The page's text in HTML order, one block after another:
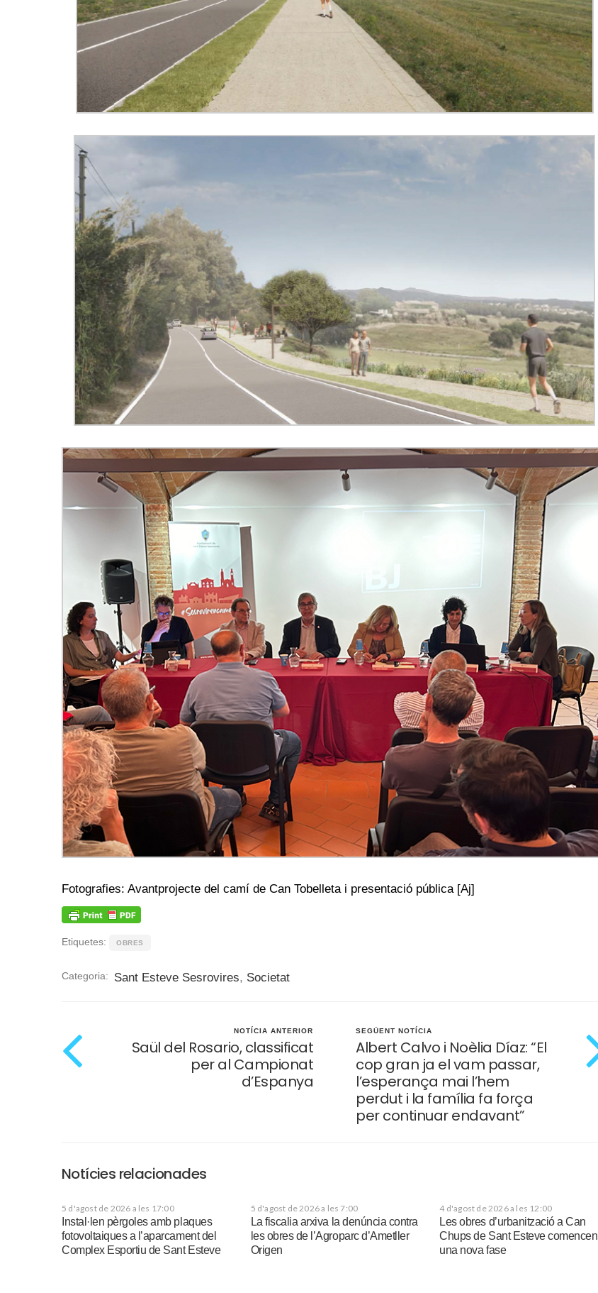
Fotografies: Avantprojecte del camí de Can Tobelleta i presentació pública [Aj]
Etiquetes: OBRES
Categoria: Sant Esteve Sesrovires, Societat
NOTÍCIA ANTERIOR
Saül del Rosario, classificat
per al Campionat
d’Espanya
SEGÜENT NOTÍCIA
Albert Calvo i Noèlia Díaz: “El
cop gran ja el vam passar,
l’esperança mai l’hem
perdut i la família fa força
per continuar endavant”
Notícies relacionades
5 d'agost de 2026 a les 17:00
Instal·len pèrgoles amb plaques
fotovoltaiques a l’aparcament del
Complex Esportiu de Sant Esteve
5 d'agost de 2026 a les 7:00
La fiscalia arxiva la denúncia contra
les obres de l’Agroparc d’Ametller
Origen
4 d'agost de 2026 a les 12:00
Les obres d’urbanització a Can
Chups de Sant Esteve comencen
una nova fase